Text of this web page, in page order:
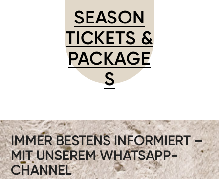
SEASON
TICKETS &
PACKAGE
S
IMMER BESTENS INFORMIERT –
MIT UNSEREM WHATSAPP-
CHANNEL